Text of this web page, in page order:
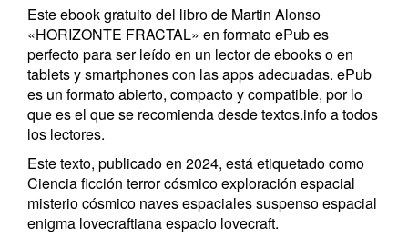
Este ebook gratuito del libro de Martin Alonso
«HORIZONTE FRACTAL» en formato ePub es
perfecto para ser leído en un lector de ebooks o en
tablets y smartphones con las apps adecuadas. ePub
es un formato abierto, compacto y compatible, por lo
que es el que se recomienda desde textos.info a todos
los lectores.
Este texto, publicado en 2024, está etiquetado como
Ciencia ficción terror cósmico exploración espacial
misterio cósmico naves espaciales suspenso espacial
enigma lovecraftiana espacio lovecraft.